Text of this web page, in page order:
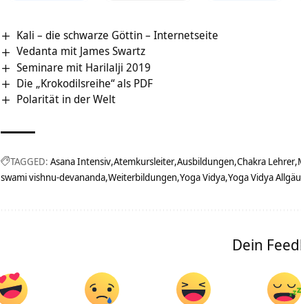
Kali – die schwarze Göttin – Internetseite
Vedanta mit James Swartz
Seminare mit Harilalji 2019
Die „Krokodilsreihe“ als PDF
Polarität in der Welt
TAGGED: Asana Intensiv Atemkursleiter Ausbildungen Chakra Lehrer
swami vishnu-devananda Weiterbildungen Yoga Vidya Yoga Vidya Allgäu
Dein